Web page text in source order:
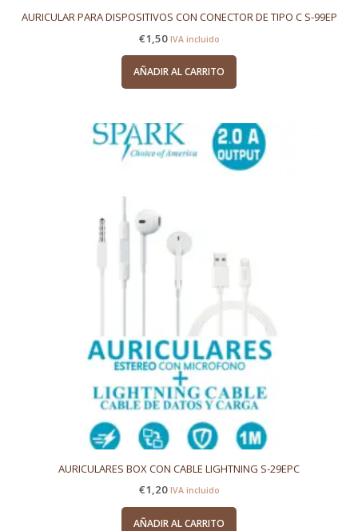
AURICULAR PARA DISPOSITIVOS CON CONECTOR DE TIPO C S-99EP
€1,50 IVA incluido
AÑADIR AL CARRITO
AURICULARES BOX CON CABLE LIGHTNING S-29EPC
€1,20 IVA incluido
AÑADIR AL CARRITO